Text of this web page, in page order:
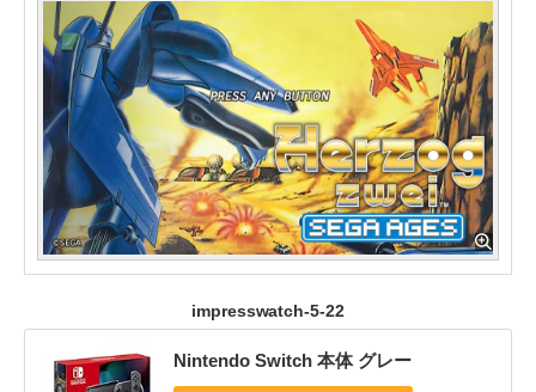
impresswatch-5-22
Nintendo Switch 本体 グレー